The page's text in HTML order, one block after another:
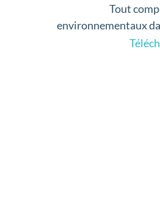
Tout
environnementaux